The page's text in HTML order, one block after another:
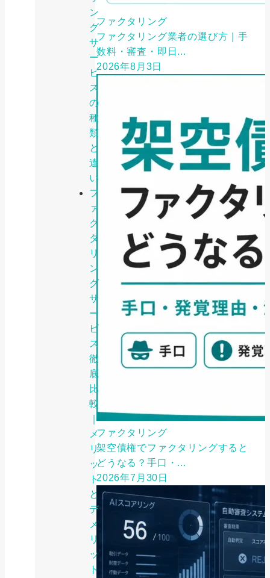
ン
グ
サ
ー
ビ
ス
の
種
類
と
違
い
フ
ァ
ク
タ
リ
ン
グ
サ
ー
ビ
ス
徹
底
比
較
｜
メ
リ
ッ
ト
と
デ
メ
リ
ッ
ト
ファクタリング
ファクタリング業者の選び方｜手
数料・審査・即日...
2026年8月3日
ファクタリング
架空債権でファクタリングすると
どうなる？手口・...
2026年7月30日